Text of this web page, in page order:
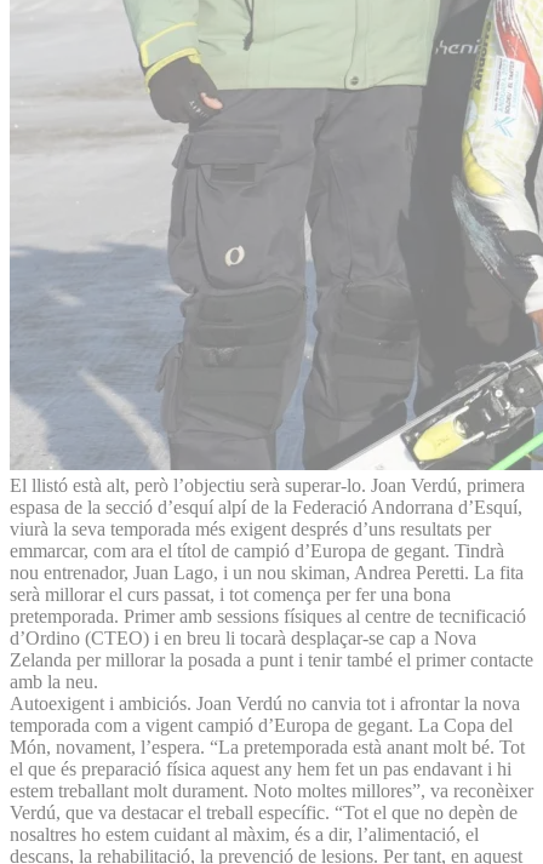
El llistó està alt, però l’objectiu serà superar-lo. Joan Verdú, primera
espasa de la secció d’esquí alpí de la Federació Andorrana d’Esquí,
viurà la seva temporada més exigent després d’uns resultats per
emmarcar, com ara el títol de campió d’Europa de gegant. Tindrà
nou entrenador, Juan Lago, i un nou skiman, Andrea Peretti. La fita
serà millorar el curs passat, i tot comença per fer una bona
pretemporada. Primer amb sessions físiques al centre de tecnificació
d’Ordino (CTEO) i en breu li tocarà desplaçar-se cap a Nova
Zelanda per millorar la posada a punt i tenir també el primer contacte
amb la neu.
Autoexigent i ambiciós. Joan Verdú no canvia tot i afrontar la nova
temporada com a vigent campió d’Europa de gegant. La Copa del
Món, novament, l’espera. “La pretemporada està anant molt bé. Tot
el que és preparació física aquest any hem fet un pas endavant i hi
estem treballant molt durament. Noto moltes millores”, va reconèixer
Verdú, que va destacar el treball específic. “Tot el que no depèn de
nosaltres ho estem cuidant al màxim, és a dir, l’alimentació, el
descans, la rehabilitació, la prevenció de lesions. Per tant, en aquest